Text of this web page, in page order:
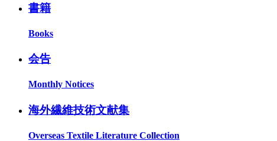
書籍
Books
会告
Monthly Notices
海外繊維技術文献集
Overseas Textile Literature Collection